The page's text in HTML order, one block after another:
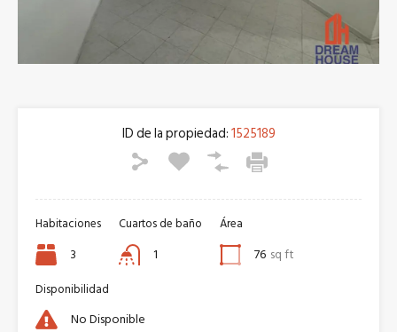
ID de la propiedad:1525189
Habitaciones
3
Cuartos de baño
1
Área
76 sq ft
Disponibilidad
No Disponible